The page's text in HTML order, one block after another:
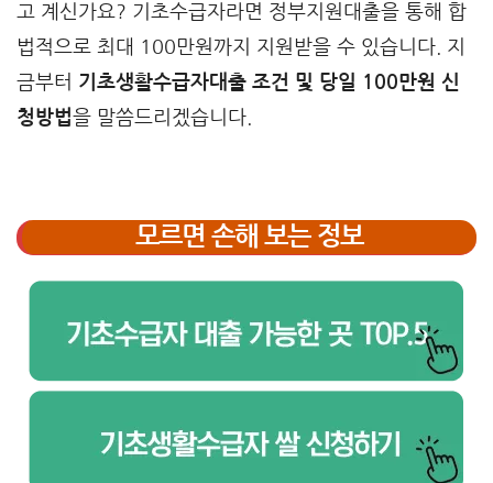
고 계신가요? 기초수급자라면 정부지원대출을 통해 합
법적으로 최대 100만원까지 지원받을 수 있습니다. 지
금부터 기초생활수급자대출 조건 및 당일 100만원 신
청방법을 말씀드리겠습니다.
모르면 손해 보는 정보